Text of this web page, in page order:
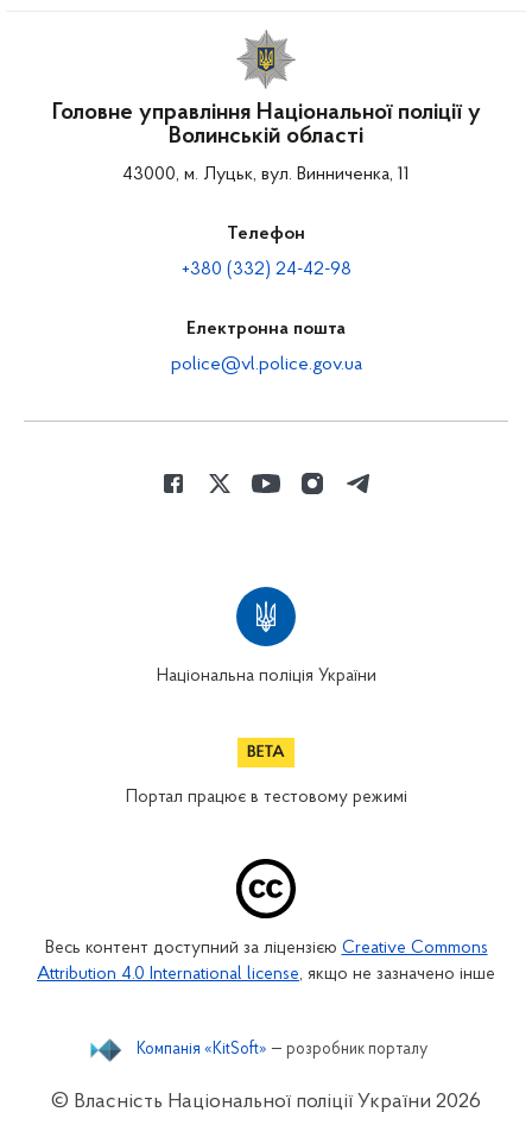
Головне управління Національної поліції у
Волинській області
43000, м. Луцьк, вул. Винниченка, 11
Телефон
+380 (332) 24-42-98
Електронна пошта
police@vl.police.gov.ua
Національна поліція України
Портал працює в тестовому режимі
Весь контент доступний за ліцензією Creative Commons
Attribution 4.0 International license, якщо не зазначено інше
© Власність Національної поліції України 2026
Компанія «KitSoft» — розробник порталу